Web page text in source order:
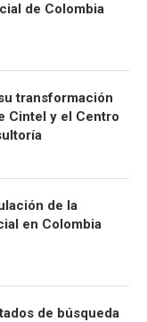
de Colombia
transformación
Cintel y el Centro
de la
en Colombia
de búsqueda